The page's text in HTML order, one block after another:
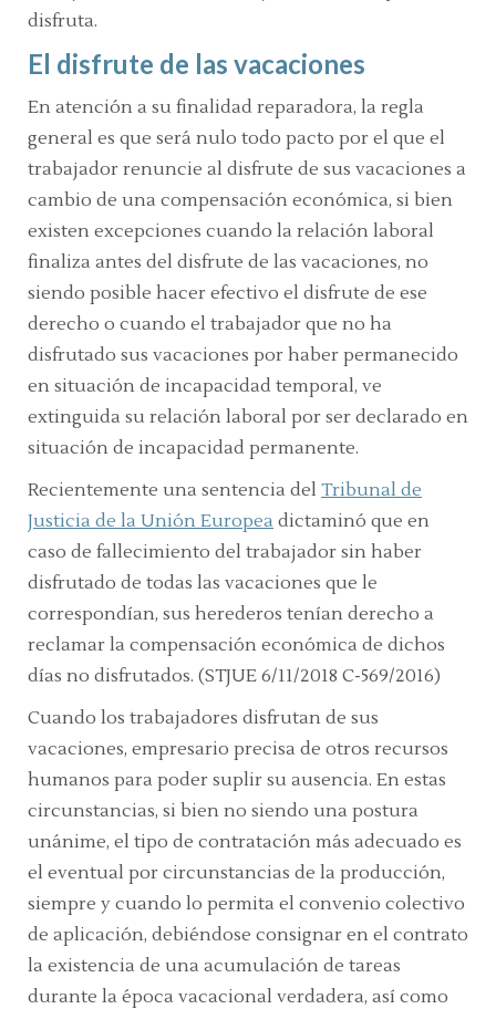
disfruta.
El disfrute de las vacaciones
En atención a su finalidad reparadora, la regla
general es que será nulo todo pacto por el que el
trabajador renuncie al disfrute de sus vacaciones a
cambio de una compensación económica, si bien
existen excepciones cuando la relación laboral
finaliza antes del disfrute de las vacaciones, no
siendo posible hacer efectivo el disfrute de ese
derecho o cuando el trabajador que no ha
disfrutado sus vacaciones por haber permanecido
en situación de incapacidad temporal, ve
extinguida su relación laboral por ser declarado en
situación de incapacidad permanente.
Recientemente una sentencia del Tribunal de
Justicia de la Unión Europea dictaminó que en
caso de fallecimiento del trabajador sin haber
disfrutado de todas las vacaciones que le
correspondían, sus herederos tenían derecho a
reclamar la compensación económica de dichos
días no disfrutados. (STJUE 6/11/2018 C-569/2016)
Cuando los trabajadores disfrutan de sus
vacaciones, empresario precisa de otros recursos
humanos para poder suplir su ausencia. En estas
circunstancias, si bien no siendo una postura
unánime, el tipo de contratación más adecuado es
el eventual por circunstancias de la producción,
siempre y cuando lo permita el convenio colectivo
de aplicación, debiéndose consignar en el contrato
la existencia de una acumulación de tareas
durante la época vacacional verdadera, así como